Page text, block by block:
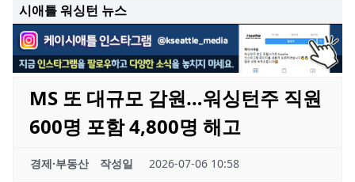
시애틀 워싱턴 뉴스
MS 또 대규모 감원…워싱턴주 직원
600명 포함 4,800명 해고
경제·부동산 작성일 2026-07-06 10:58